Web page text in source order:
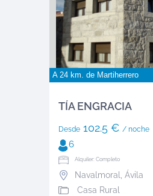
A 24 km. de Martiherrero
TÍA ENGRACIA
Desde102.5 € / noche
6
Alquiler: Completo
Navalmoral Ávila
Casa Rural